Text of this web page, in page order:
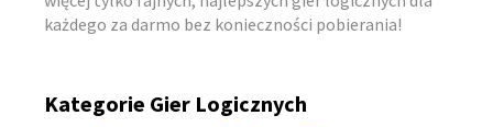
każdego za darmo bez konieczności pobierania!
Kategorie Gier Logicznych